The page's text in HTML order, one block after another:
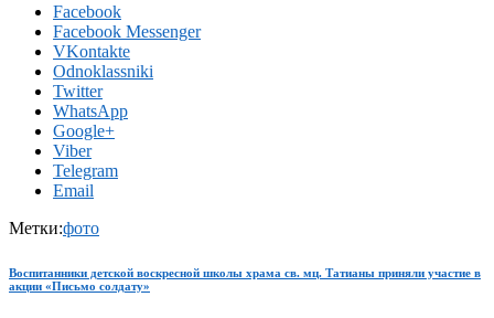
Facebook
Facebook Messenger
VKontakte
Odnoklassniki
Twitter
WhatsApp
Google+
Viber
Telegram
Email
Метки:фото
Воспитанники детской воскресной школы храма св. мц. Татианы приняли участие в
акции «Письмо солдату»